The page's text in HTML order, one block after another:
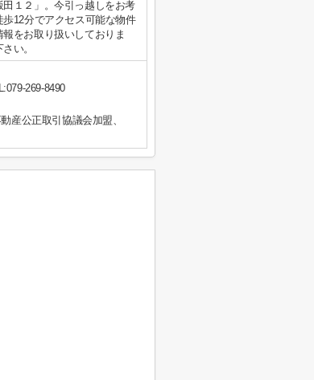
１２」。今引っ越しをお考
12分でアクセス可能な物件
をお取り扱いしておりま
い。
269-8490
産公正取引協議会加盟、